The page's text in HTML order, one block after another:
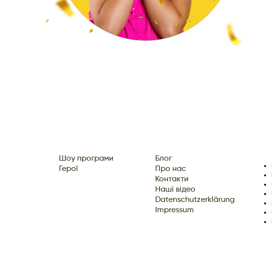
Шоу програми
Герої
Блог
Про нас
Контакти
Наші відео
Datenschutzerklärung
Impressum